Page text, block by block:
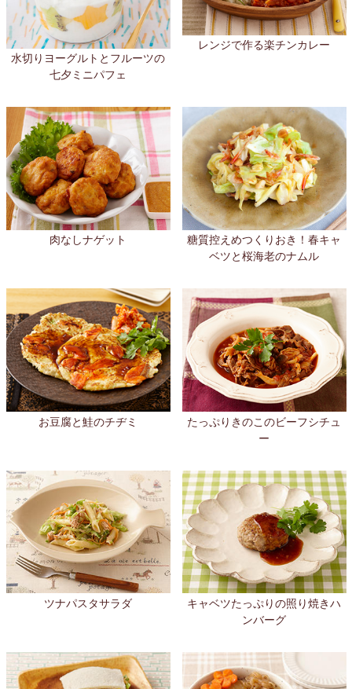
水切りヨーグルトとフルーツの
七夕ミニパフェ
レンジで作る楽チンカレー
肉なしナゲット
糖質控えめつくりおき！春キャ
ベツと桜海老のナムル
お豆腐と鮭のチヂミ
たっぷりきのこのビーフシチュ
ー
ツナパスタサラダ
キャベツたっぷりの照り焼きハ
ンバーグ